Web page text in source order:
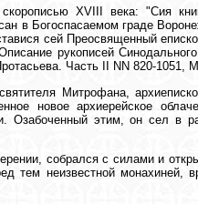
ХVIII века: "Сия
в Богоспасаемом граде
сей Преосвященный
рукописей
Часть II NN 820-1051,
Митрофана,
новое архиерейское
Озабоченный этим, он сел в
собрался с силами и
тем неизвестной монахиней,